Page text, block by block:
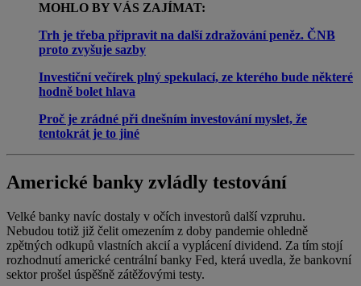
MOHLO BY VÁS ZAJÍMAT:
Trh je třeba připravit na další zdražování peněz. ČNB
proto zvyšuje sazby
Investiční večírek plný spekulací, ze kterého bude některé
hodně bolet hlava
Proč je zrádné při dnešním investování myslet, že
tentokrát je to jiné
Americké banky zvládly testování
Velké banky navíc dostaly v očích investorů další vzpruhu.
Nebudou totiž již čelit omezením z doby pandemie ohledně
zpětných odkupů vlastních akcií a vyplácení dividend. Za tím stojí
rozhodnutí americké centrální banky Fed, která uvedla, že bankovní
sektor prošel úspěšně zátěžovými testy.